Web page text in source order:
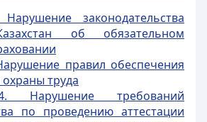
законодательства
об обязательном
правил обеспечения
труда
Нарушение требований
по проведению аттестации